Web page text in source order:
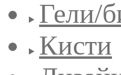
Гели/
Кисти